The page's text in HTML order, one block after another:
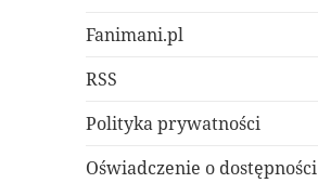
Fanimani.pl
RSS
Polityka prywatności
Oświadczenie o dostępności